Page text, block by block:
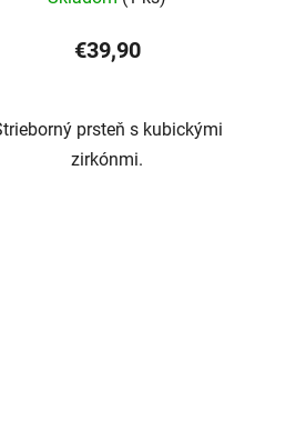
€39,90
prsteň s kubickými
zirkónmi.